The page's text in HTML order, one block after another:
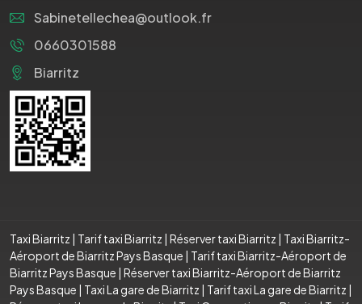
Sabinetellechea@outlook.fr
0660301588
Biarritz
Taxi Biarritz | Tarif taxi Biarritz | Réserver taxi Biarritz | Taxi Biarritz-
Aéroport de Biarritz Pays Basque | Tarif taxi Biarritz-Aéroport de
Biarritz Pays Basque | Réserver taxi Biarritz-Aéroport de Biarritz
Pays Basque | Taxi La gare de Biarritz | Tarif taxi La gare de Biarritz |